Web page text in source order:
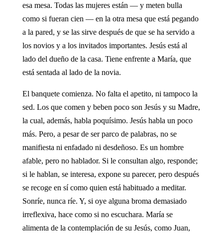
esa mesa. Todas las mujeres están — y meten bulla
como si fueran cien — en la otra mesa que está pegando
a la pared, y se las sirve después de que se ha servido a
los novios y a los invitados importantes. Jesús está al
lado del dueño de la casa. Tiene enfrente a María, que
está sentada al lado de la novia.
El banquete comienza. No falta el apetito, ni tampoco la
sed. Los que comen y beben poco son Jesús y su Madre,
la cual, además, habla poquísimo. Jesús habla un poco
más. Pero, a pesar de ser parco de palabras, no se
manifiesta ni enfadado ni desdeñoso. Es un hombre
afable, pero no hablador. Si le consultan algo, responde;
si le hablan, se interesa, expone su parecer, pero después
se recoge en sí como quien está habituado a meditar.
Sonríe, nunca ríe. Y, si oye alguna broma demasiado
irreflexiva, hace como si no escuchara. María se
alimenta de la contemplación de su Jesús, como Juan,